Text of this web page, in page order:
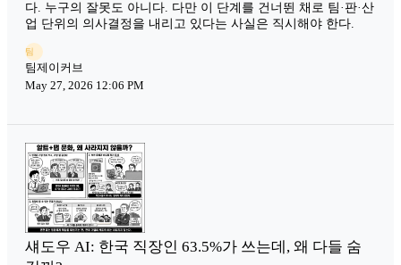
다. 누구의 잘못도 아니다. 다만 이 단계를 건너뛴 채로 팀·판·산
업 단위의 의사결정을 내리고 있다는 사실은 직시해야 한다.
팀
팀제이커브
May 27, 2026 12:06 PM
섀도우 AI: 한국 직장인 63.5%가 쓰는데, 왜 다들 숨